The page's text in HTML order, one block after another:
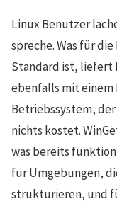
Linux Benutzer
spreche. Was für
Standard ist, liefert
ebenfalls mit
Betriebssystem,
nichts kostet.
was bereits
für Umgebungen,
strukturieren, und